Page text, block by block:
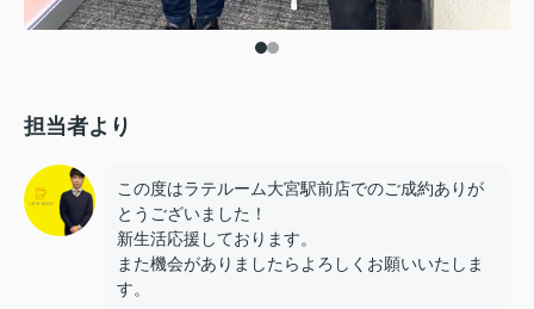
担当者より
この度はラテルーム大宮駅前店でのご成約ありが
とうございました！
新生活応援しております。
また機会がありましたらよろしくお願いいたしま
す。